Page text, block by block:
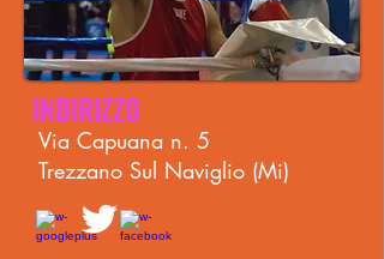
INDIRIZZO
Via Capuana n. 5
Trezzano Sul Naviglio (Mi)